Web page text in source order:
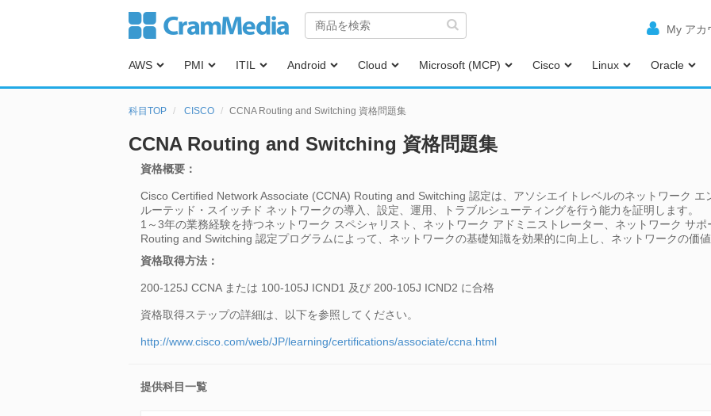
My アカ
AWS PMI ITIL Android Cloud Microsoft (MCP) Cisco Linux Oracle
科目TOP CISCO CCNA Routing and Switching 資格問題集
CCNA Routing and Switching 資格問題集
資格概要：
Cisco Certified Network Associate (CCNA) Routing and Switching 認定は、アソシエイトレベルのネットワーク
ルーテッド・スイッチド ネットワークの導入、設定、運用、トラブルシューティングを行う能力を証明します。
1～3年の業務経験を持つネットワーク スペシャリスト、ネットワーク アドミニストレーター、ネットワーク サ
Routing and Switching 認定プログラムによって、ネットワークの基礎知識を効果的に向上し、ネットワークの価値
資格取得方法：
200-125J CCNA または 100-105J ICND1 及び 200-105J ICND2 に合格
資格取得ステップの詳細は、以下を参照してください。
http://www.cisco.com/web/JP/learning/certifications/associate/ccna.html
提供科目一覧